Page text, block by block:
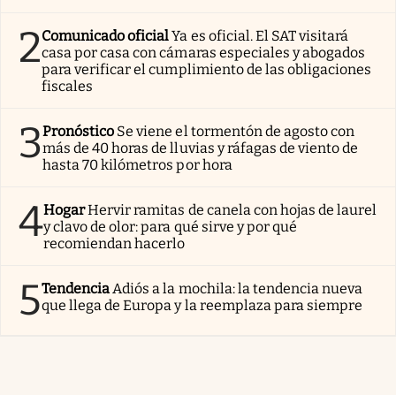
2Comunicado oficialYa es oficial. El SAT visitará
casa por casa con cámaras especiales y abogados
para verificar el cumplimiento de las obligaciones
fiscales
3Pronóstico Se viene el tormentón de agosto con
más de 40 horas de lluvias y ráfagas de viento de
hasta 70 kilómetros por hora
4HogarHervir ramitas de canela con hojas de laurel
y clavo de olor: para qué sirve y por qué
recomiendan hacerlo
5Tendencia Adiós a la mochila: la tendencia nueva
que llega de Europa y la reemplaza para siempre